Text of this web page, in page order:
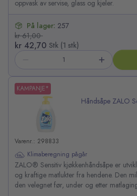
oppvask av servise, glass og kjeler.
kr 61,00
kr 42,70 Stk (1 stk)
På lager: 257
KAMPANJE*
Håndsåpe ZALO
Varenr.: 298833
Klimaberegning pågår
ZALO® Sensitiv kjøkkenhåndsåpe er
og kraftige matlukter fra hendene. Den
den velegnet før, under og etter